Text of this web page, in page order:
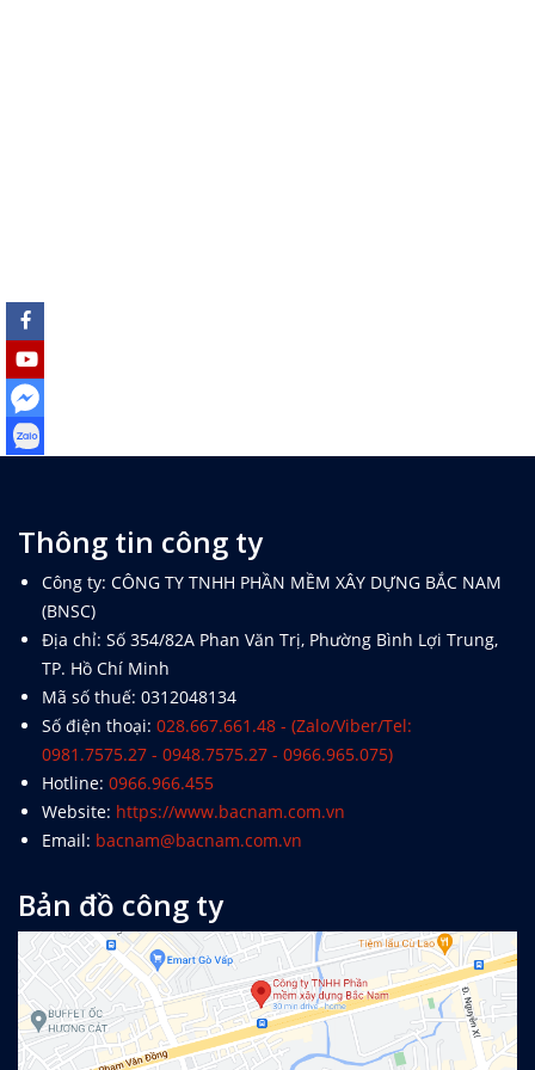
Thông tin công ty
Công ty: CÔNG TY TNHH PHẦN MỀM XÂY DỰNG BẮC NAM
(BNSC)
Địa chỉ: Số 354/82A Phan Văn Trị, Phường Bình Lợi Trung,
TP. Hồ Chí Minh
Mã số thuế: 0312048134
Số điện thoại: 028.667.661.48 - (Zalo/Viber/Tel:
0981.7575.27 - 0948.7575.27 - 0966.965.075)
Hotline: 0966.966.455
Website: https://www.bacnam.com.vn
Email: bacnam@bacnam.com.vn
Bản đồ công ty